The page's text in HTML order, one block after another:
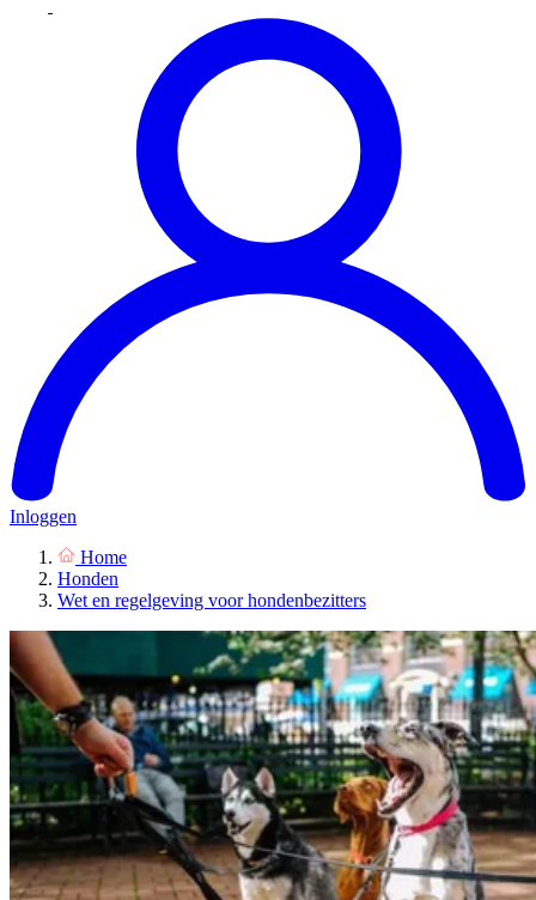
Inloggen
Home
Honden
Wet en regelgeving voor hondenbezitters